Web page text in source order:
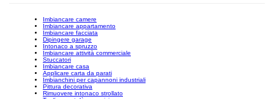
Imbiancare camere
Imbiancare appartamento
Imbiancare facciata
Dipingere garage
Intonaco a spruzzo
Imbiancare attività commerciale
Stuccatori
Imbiancare casa
Applicare carta da parati
Imbianchini per capannoni industriali
Pittura decorativa
Rimuovere intonaco strollato